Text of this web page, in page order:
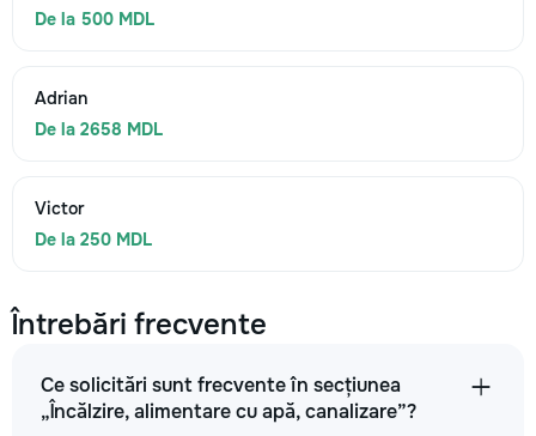
De la 500 MDL
Adrian
De la 2658 MDL
Victor
De la 250 MDL
Întrebări frecvente
Ce solicitări sunt frecvente în secțiunea
„Încălzire, alimentare cu apă, canalizare”?